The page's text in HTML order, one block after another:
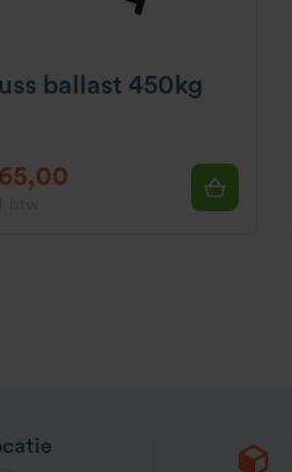
ballast 450kg